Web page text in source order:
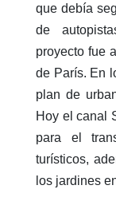
que debía
de
proyecto fue
de París. En
plan de
Hoy el canal
para el
turísticos,
los jardines